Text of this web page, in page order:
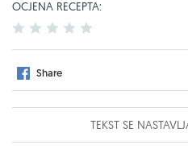
OCJENA RECEPTA:
2 3 4
Share
TEKST SE